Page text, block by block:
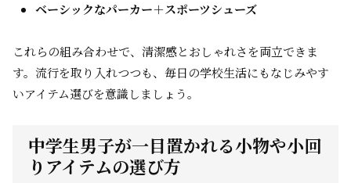
ベーシックなパーカー＋スポーツシューズ
これらの組み合わせで、清潔感とおしゃれさを両立できま
す。流行を取り入れつつも、毎日の学校生活にもなじみやす
いアイテム選びを意識しましょう。
中学生男子が一目置かれる小物や小回
りアイテムの選び方